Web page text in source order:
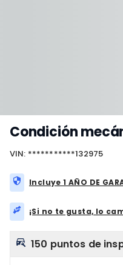
Condición
VIN: ***********132975
Incluye 1 AÑO DE
¡Si no te gusta, lo
150 puntos de